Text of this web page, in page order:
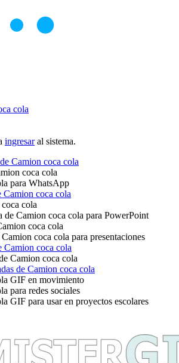
cola
ingresaral sistema.
Camion coca cola
coca cola
para WhatsApp
Camion coca cola
cola
de Camion coca cola para PowerPoint
coca cola
coca cola para presentaciones
Camion coca cola
Camion coca cola
de Camion coca cola
GIF en movimiento
para redes sociales
GIF para usar en proyectos escolares